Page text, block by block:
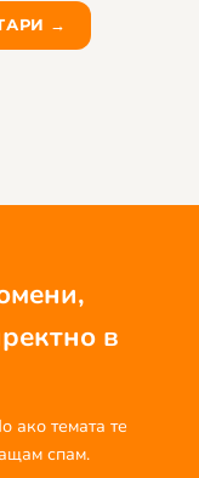
→
в
ако темата те
спам.